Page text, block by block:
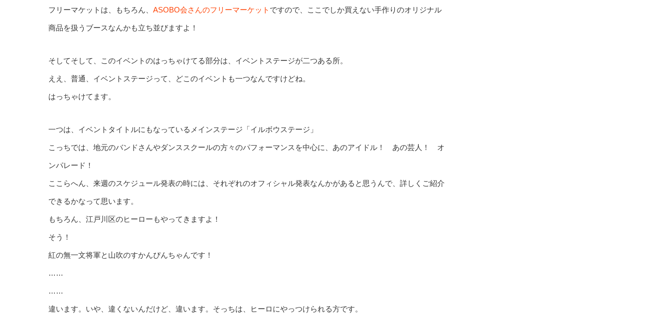
フリーマケットは、もちろん、 ASOBO会さんのフリーマーケット ですので、ここでしか買えない手作りのオリジナル
商品を扱うブースなんかも立ち並びますよ！
そしてそして、このイベントのはっちゃけてる部分は、イベントステージが二つある所。
ええ、普通、イベントステージって、どこのイベントも一つなんですけどね。
はっちゃけてます。
一つは、イベントタイトルにもなっているメインステージ「イルボウステージ」
こっちでは、地元のバンドさんやダンススクールの方々のパフォーマンスを中心に、あのアイドル！ あの芸人！ オ
ンパレード！
ここらへん、来週のスケジュール発表の時には、それぞれのオフィシャル発表なんかがあると思うんで、詳しくご紹介
できるかなって思います。
もちろん、江戸川区のヒーローもやってきますよ！
そう！
紅の無一文将軍と山吹のすかんぴんちゃんです！
……
……
違います。いや、違くないんだけど、違います。そっちは、ヒーロにやっつけられる方です。